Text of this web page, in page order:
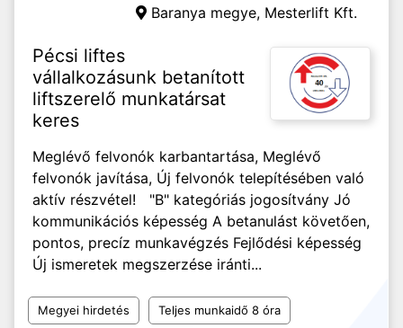
Baranya megye, Mesterlift Kft.
Pécsi liftes
vállalkozásunk betanított
liftszerelő munkatársat
keres
Meglévő felvonók karbantartása, Meglévő
felvonók javítása, Új felvonók telepítésében való
aktív részvétel! "B" kategóriás jogosítvány Jó
kommunikációs képesség A betanulást követően,
pontos, precíz munkavégzés Fejlődési képesség
Új ismeretek megszerzése iránti...
Megyei hirdetés Teljes munkaidő 8 óra